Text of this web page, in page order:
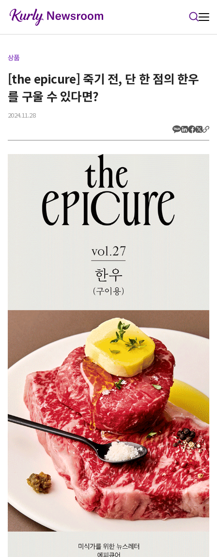
상품
[the epicure] 죽기 전, 단 한 점의 한우
를 구울 수 있다면?
2024.11.28